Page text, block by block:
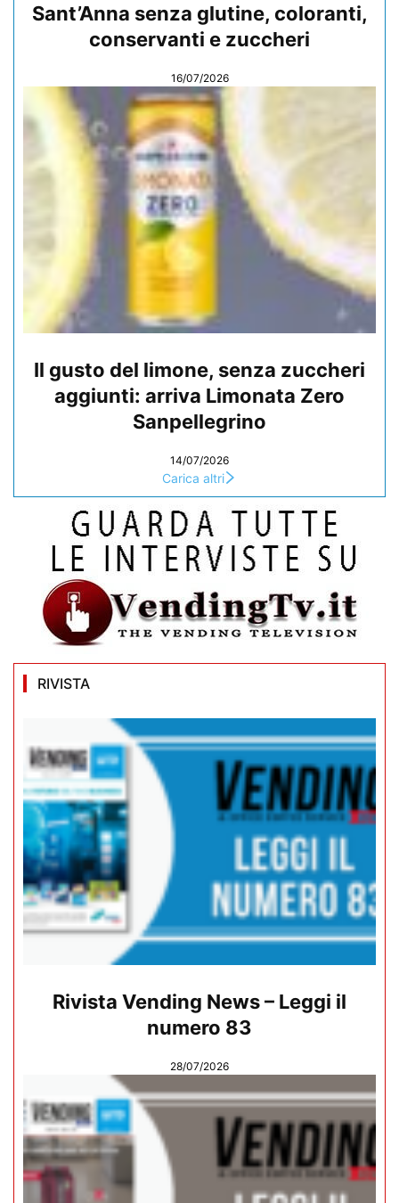
Sant’Anna senza glutine, coloranti,
conservanti e zuccheri
16/07/2026
Il gusto del limone, senza zuccheri
aggiunti: arriva Limonata Zero
Sanpellegrino
14/07/2026
Carica altri
RIVISTA
Rivista Vending News – Leggi il
numero 83
28/07/2026